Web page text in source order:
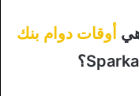
أوقات دوام بنك